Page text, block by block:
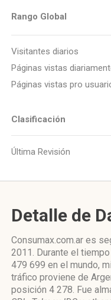
Rango Global
Visitantes diarios
Páginas vistas
Páginas vistas pro
Clasificación
Última Revisión
Detalle de
Consumax.com.ar es
2011. Durante el
479 699 en el mundo,
tráfico proviene de
posición 4 278. Fue